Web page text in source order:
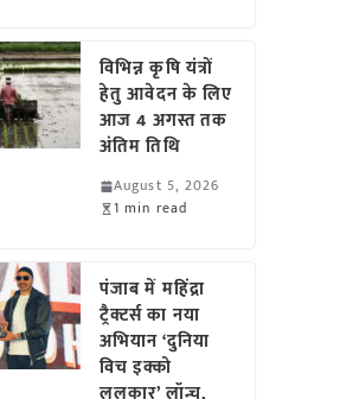
विभिन्न कृषि यंत्रों
हेतु आवेदन के लिए
आज 4 अगस्त तक
अंतिम तिथि
August 5, 2026
1 min read
पंजाब में महिंद्रा
ट्रैक्टर्स का नया
अभियान ‘दुनिया
विच इक्को